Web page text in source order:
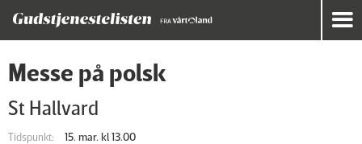
Messe på polsk
St Hallvard
Tidspunkt:
15. mar. kl 13.00